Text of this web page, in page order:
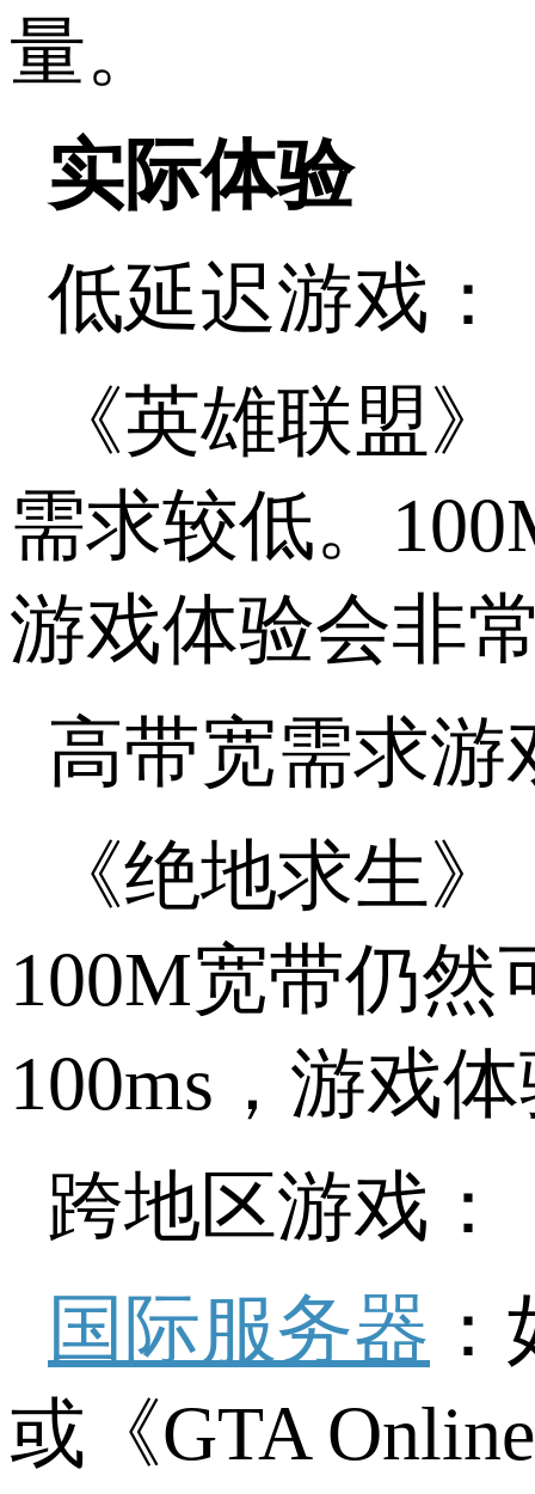
量。
实际体验
低延迟游戏：
《英雄联盟
需求较低。
游戏体验会非
高带宽需求游
《绝地求生
100M宽带仍
100ms，游戏
跨地区游戏：
国际服务器
或《GTA